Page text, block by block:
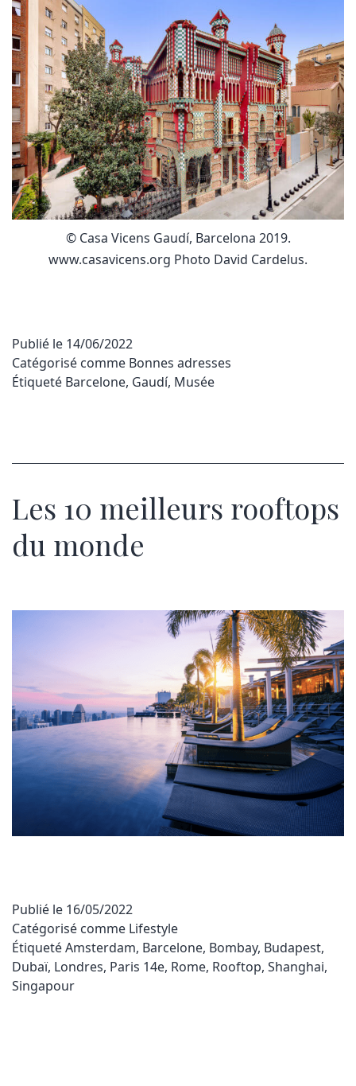
© Casa Vicens Gaudí, Barcelona 2019.
www.casavicens.org Photo David Cardelus.
Publié le 14/06/2022
Catégorisé comme Bonnes adresses
Étiqueté Barcelone, Gaudí, Musée
Les 10 meilleurs rooftops
du monde
Publié le 16/05/2022
Catégorisé comme Lifestyle
ÉtiquetéAmsterdam, Barcelone, Bombay, Budapest,
Dubaï, Londres, Paris 14e, Rome, Rooftop, Shanghai,
Singapour